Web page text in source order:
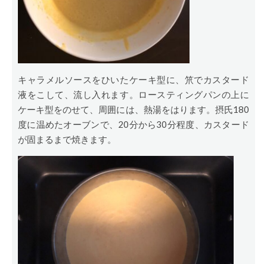
キャラメルソースをひいたケーキ型に、笊でカスタード
液をこして、流し入れます。ロースティングパンの上に
ケーキ型をのせて、周囲には、熱湯をはります。摂氏180
度に温めたオーブンで、20分から30分程度、カスタード
が固まるまで焼きます。